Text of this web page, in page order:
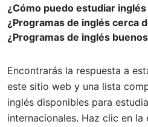
¿Cómo puedo estudiar
¿Programas de inglés cerca
¿Programas de inglés
Encontrarás la respuesta a
este sitio web y una lista
inglés disponibles para
internacionales. Haz clic en la